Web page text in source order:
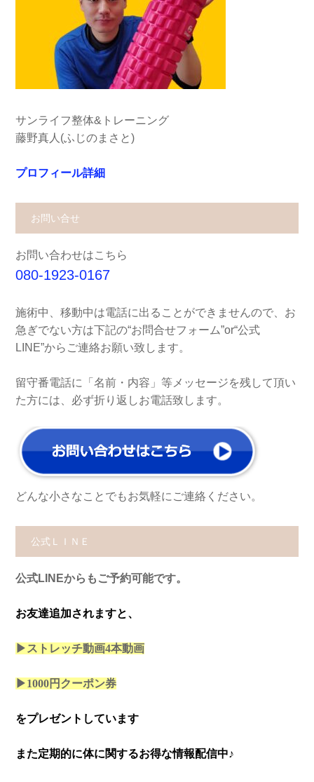
サンライフ整体&トレーニング
藤野真人(ふじのまさと)
プロフィール詳細
お問い合せ
お問い合わせはこちら
080-1923-0167
施術中、移動中は電話に出ることができませんので、お
急ぎでない方は下記の“お問合せフォーム”or“公式
LINE”からご連絡お願い致します。
留守番電話に「名前・内容」等メッセージを残して頂い
た方には、必ず折り返しお電話致します。
どんな小さなことでもお気軽にご連絡ください。
公式ＬＩＮＥ
公式LINEからもご予約可能です。
お友達追加されますと、
▶ストレッチ動画4本動画
▶1000円クーポン券
をプレゼントしています
また定期的に体に関するお得な情報配信中♪